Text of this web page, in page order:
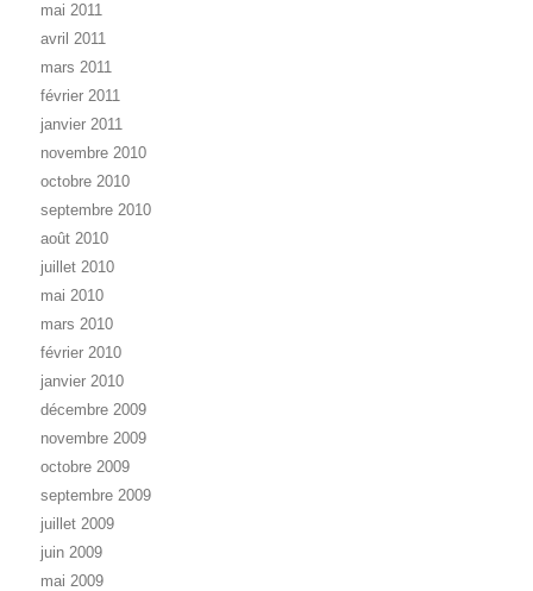
mai 2011
avril 2011
mars 2011
février 2011
janvier 2011
novembre 2010
octobre 2010
septembre 2010
août 2010
juillet 2010
mai 2010
mars 2010
février 2010
janvier 2010
décembre 2009
novembre 2009
octobre 2009
septembre 2009
juillet 2009
juin 2009
mai 2009